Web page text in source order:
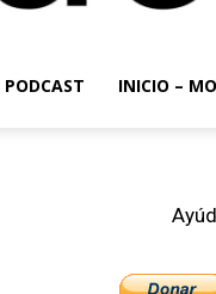
PODCAST INICIO –